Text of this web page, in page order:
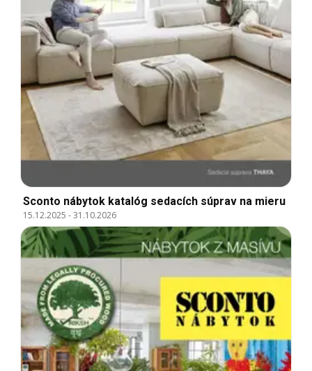
Sconto nábytok katalóg sedacích súprav na mieru
15.12.2025 -31.10.2026